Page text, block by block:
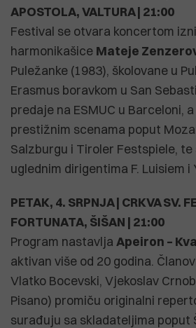
APOSTOLA, VALTURA | 21:00
Festival se otvara koncertom
harmonikašice Mateje
Puležanke (1983), školovane u
Erasmus boravkom u San
predaje na ESMUC u Barceloni,
prestižnim scenama poput
Salzburgu i Tiroler Festspiele,
uglednim dirigentima F. Luisiem i
PETAK, 4. SRPNJA | CRKVA SV.
FORTUNATA, ŠIŠAN | 21:00
Program nastavlja Apeiron –
aktivan više od 20 godina.
Vlatko Bocevski, Vjekoslav
Pisano) promiču originalni
surađuju sa skladateljima poput